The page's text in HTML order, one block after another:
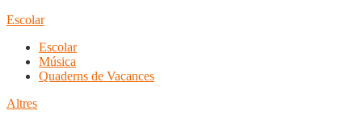
Escolar
Escolar
Música
Quaderns de Vacances
Altres